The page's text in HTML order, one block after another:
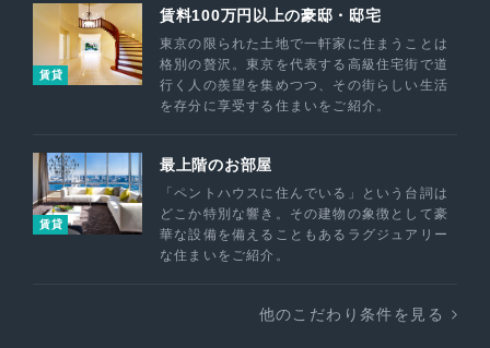
賃貸
賃料100万円以上の豪邸・邸宅
東京の限られた土地で一軒家に住まうことは
格別の贅沢。東京を代表する高級住宅街で道
行く人の羨望を集めつつ、その街らしい生活
を存分に享受する住まいをご紹介。
賃貸
最上階のお部屋
「ペントハウスに住んでいる」という台詞は
どこか特別な響き。その建物の象徴として豪
華な設備を備えることもあるラグジュアリー
な住まいをご紹介。
他のこだわり条件を見る